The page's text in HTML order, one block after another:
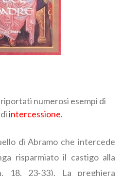
numerosi esempi di
intercessione.
di Abramo che intercede
risparmiato il castigo alla
18, 23-33). La preghiera